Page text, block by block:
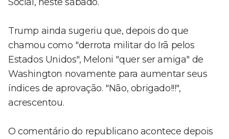
Social, neste sábado.
Trump ainda sugeriu que, depois do que
chamou como "derrota militar do Irã pelos
Estados Unidos", Meloni "quer ser amiga" de
Washington novamente para aumentar seus
índices de aprovação. "Não, obrigado!!!",
acrescentou.
O comentário do republicano acontece depois